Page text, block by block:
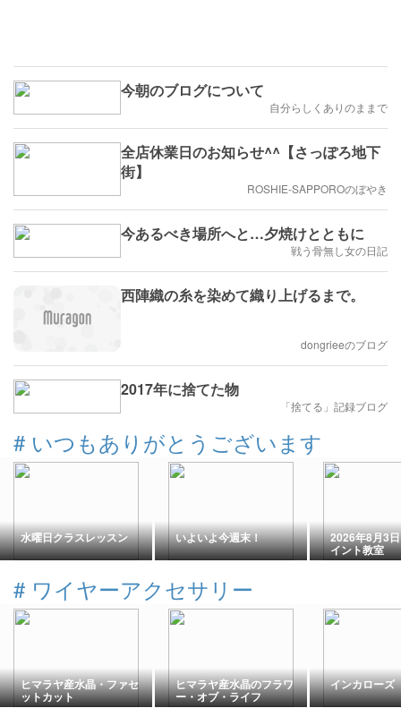
今朝のブログについて
自分らしくありのままで
全店休業日のお知らせ^^【さっぽろ地下
街】
ROSHIE-SAPPOROのぼやき
今あるべき場所へと…夕焼けとともに
戦う骨無し女の日記
西陣織の糸を染めて織り上げるまで。
dongrieeのブログ
2017年に捨てた物
「捨てる」記録ブログ
# いつもありがとうございます
水曜日クラスレッスン いよいよ今週末！ 2026年8月3
イント教室
# ワイヤーアクセサリー
ヒマラヤ産水晶・ファセ
ットカット
ヒマラヤ産水晶のフラワ
ー・オブ・ライフ
インカローズ